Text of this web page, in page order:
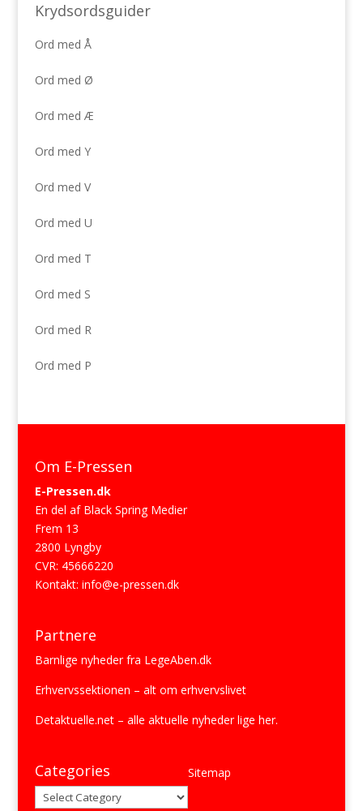
Krydsordsguider
Ord med Å
Ord med Ø
Ord med Æ
Ord med Y
Ord med V
Ord med U
Ord med T
Ord med S
Ord med R
Ord med P
Om E-Pressen
E-Pressen.dk
En del af Black Spring Medier
Frem 13
2800 Lyngby
CVR: 45666220
Kontakt: info@e-pressen.dk
Partnere
Barnlige nyheder fra LegeAben.dk
Erhvervssektionen – alt om erhvervslivet
Detaktuelle.net– alle aktuelle nyheder lige her.
Categories
Categories
Sitemap